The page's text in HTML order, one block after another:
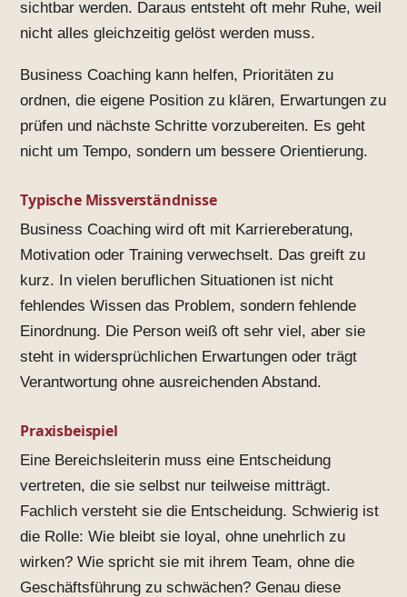
sichtbar werden. Daraus entsteht oft mehr Ruhe, weil
nicht alles gleichzeitig gelöst werden muss.
Business Coaching kann helfen, Prioritäten zu
ordnen, die eigene Position zu klären, Erwartungen zu
prüfen und nächste Schritte vorzubereiten. Es geht
nicht um Tempo, sondern um bessere Orientierung.
Typische Missverständnisse
Business Coaching wird oft mit Karriereberatung,
Motivation oder Training verwechselt. Das greift zu
kurz. In vielen beruflichen Situationen ist nicht
fehlendes Wissen das Problem, sondern fehlende
Einordnung. Die Person weiß oft sehr viel, aber sie
steht in widersprüchlichen Erwartungen oder trägt
Verantwortung ohne ausreichenden Abstand.
Praxisbeispiel
Eine Bereichsleiterin muss eine Entscheidung
vertreten, die sie selbst nur teilweise mitträgt.
Fachlich versteht sie die Entscheidung. Schwierig ist
die Rolle: Wie bleibt sie loyal, ohne unehrlich zu
wirken? Wie spricht sie mit ihrem Team, ohne die
Geschäftsführung zu schwächen? Genau diese